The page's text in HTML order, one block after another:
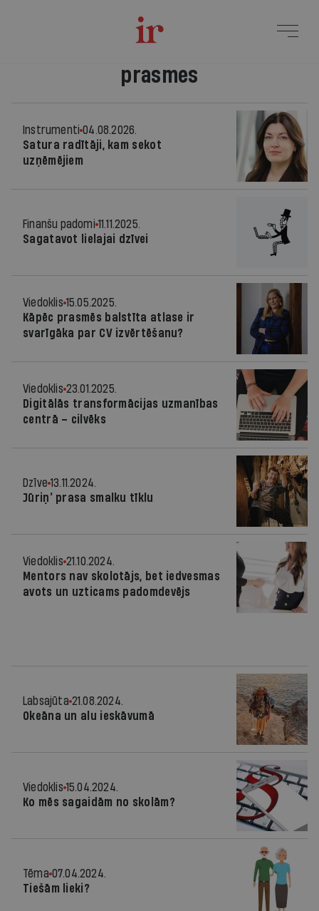
prasmes
Instrumenti 04.08.2026.
Satura radītāji, kam sekot
uzņēmējiem
Finanšu padomi 11.11.2025.
Sagatavot lielajai dzīvei
Viedoklis 15.05.2025.
Kāpēc prasmēs balstīta atlase ir
svarīgāka par CV izvērtēšanu?
Viedoklis 23.01.2025.
Digitālās transformācijas uzmanības
centrā – cilvēks
Dzīve 13.11.2024.
Jūriņ’ prasa smalku tīklu
Viedoklis 21.10.2024.
Mentors nav skolotājs, bet iedvesmas
avots un uzticams padomdevējs
Labsajūta 21.08.2024.
Okeāna un alu ieskāvumā
Viedoklis 15.04.2024.
Ko mēs sagaidām no skolām?
Tēma 07.04.2024.
Tiešām lieki?